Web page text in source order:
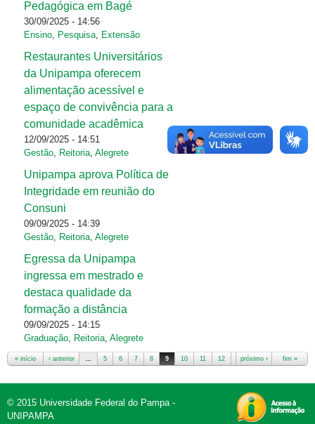
Pedagógica em Bagé
30/09/2025 - 14:56
Ensino, Pesquisa, Extensão
Restaurantes Universitários
da Unipampa oferecem
alimentação acessível e
espaço de convivência para a
comunidade acadêmica
12/09/2025 - 14:51
Gestão, Reitoria, Alegrete
Unipampa aprova Política de
Integridade em reunião do
Consuni
09/09/2025 - 14:39
Gestão, Reitoria, Alegrete
Egressa da Unipampa
ingressa em mestrado e
destaca qualidade da
formação a distância
09/09/2025 - 14:15
Graduação, Reitoria, Alegrete
« início ‹ anterior … 5 6 7 8 9 10 11 12 13 …
próximo › fim »
© 2015 Universidade Federal do Pampa -
UNIPAMPA